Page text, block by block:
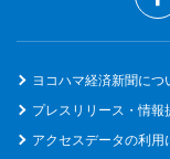
ヨコハマ経済新聞につ
プレスリリース・情報
アクセスデータの利用